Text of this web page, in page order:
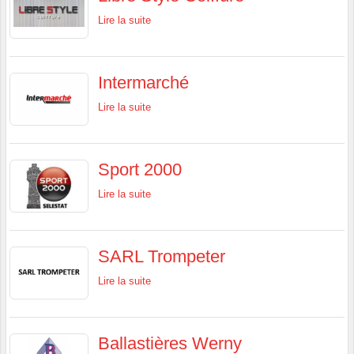
Lire la suite
Intermarché
Lire la suite
Sport 2000
Lire la suite
SARL Trompeter
Lire la suite
Ballastières Werny